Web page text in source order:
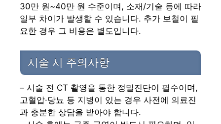
30만 원~40만 원 수준이며, 소재/기술 등에 따라
일부 차이가 발생할 수 있습니다. 추가 보철이 필
요한 경우 그 비용은 별도입니다.
시술 시 주의사항
– 시술 전 CT 촬영을 통한 정밀진단이 필수이며,
고혈압·당뇨 등 지병이 있는 경우 사전에 의료진
과 충분한 상담을 받아야 합니다.